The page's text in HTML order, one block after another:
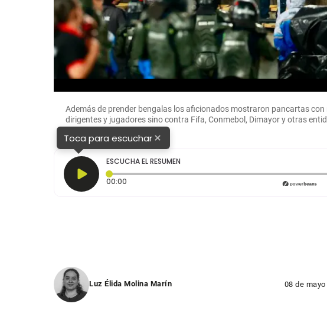
Además de prender bengalas los aficionados mostraron pancartas
dirigentes y jugadores sino contra Fifa, Conmebol, Dimayor y otras
Toca para escuchar×
ESCUCHA EL RESUMEN
00:00
Luz Élida Molina Marín 08 de